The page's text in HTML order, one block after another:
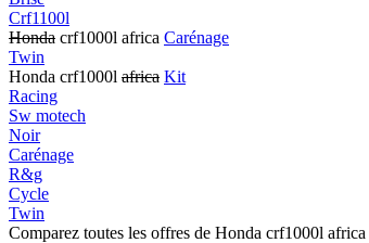
Crf1100l
Honda crf1000l africa Carénage
Twin
Honda crf1000l africa Kit
Racing
Sw motech
Noir
Carénage
R&g
Cycle
Twin
Comparez toutes les offres de Honda crf1000l